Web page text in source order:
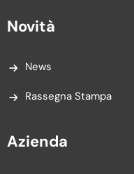
Novità
News
Rassegna Stampa
Azienda